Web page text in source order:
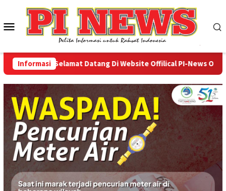
konten
Menu
Mobile
InformasiSelamat Datang Di Website Offilical PI-News Online -